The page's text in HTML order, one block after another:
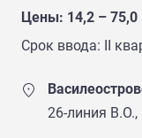
Цены: 14,2 – 75,0
Срок ввода: II
26-линия В.О.,